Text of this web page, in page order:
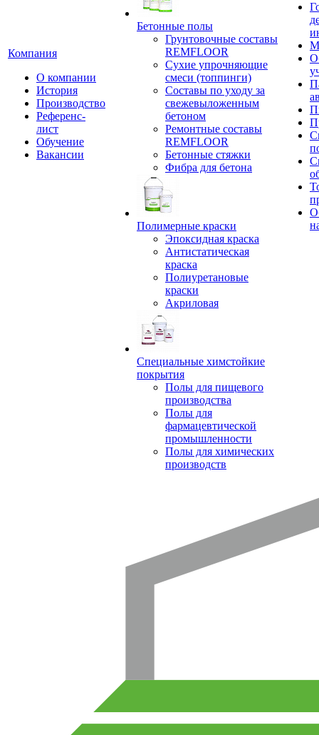
Компания
О компании
История
Производство
Референс-
лист
Обучение
Вакансии
Бетонные полы
Грунтовочные составы
REMFLOOR
Сухие упрочняющие
смеси (топпинги)
Составы по уходу за
свежевыложенным
бетоном
Ремонтные составы
REMFLOOR
Бетонные стяжки
Фибра для бетона
Полимерные краски
Эпоксидная краска
Антистатическая
краска
Полиуретановые
краски
Акриловая
Специальные химстойкие
покрытия
Полы для пищевого
производства
Полы для
фармацевтической
промышленности
Полы для химических
производств